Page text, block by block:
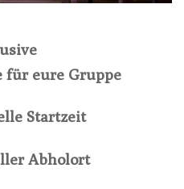
für eure Gruppe
Startzeit
Abholort